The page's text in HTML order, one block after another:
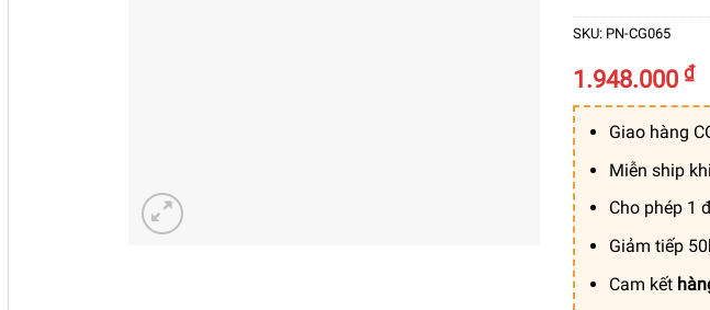
SKU: PN-CG065
1.948.000 ₫
Giao hàng
Miễn ship
Cho phép 1
Giảm tiếp
Cam kết